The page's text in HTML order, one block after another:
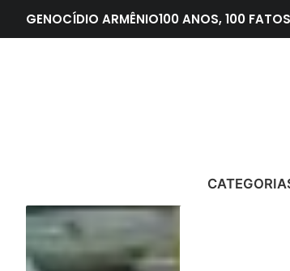
para
GENOCÍDIO ARMÊNIO100 ANOS, 100 FATOS